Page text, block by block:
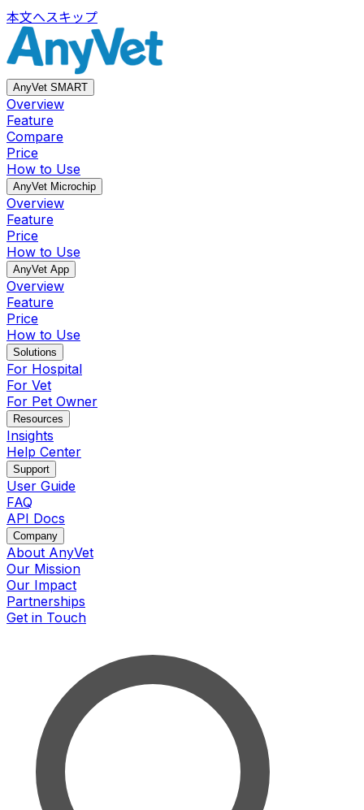
本文へスキップ
AnyVet SMART
Overview
Feature
Compare
Price
How to Use
AnyVet Microchip
Overview
Feature
Price
How to Use
AnyVet App
Overview
Feature
Price
How to Use
Solutions
For Hospital
For Vet
For Pet Owner
Resources
Insights
Help Center
Support
User Guide
FAQ
API Docs
Company
About AnyVet
Our Mission
Our Impact
Partnerships
Get in Touch